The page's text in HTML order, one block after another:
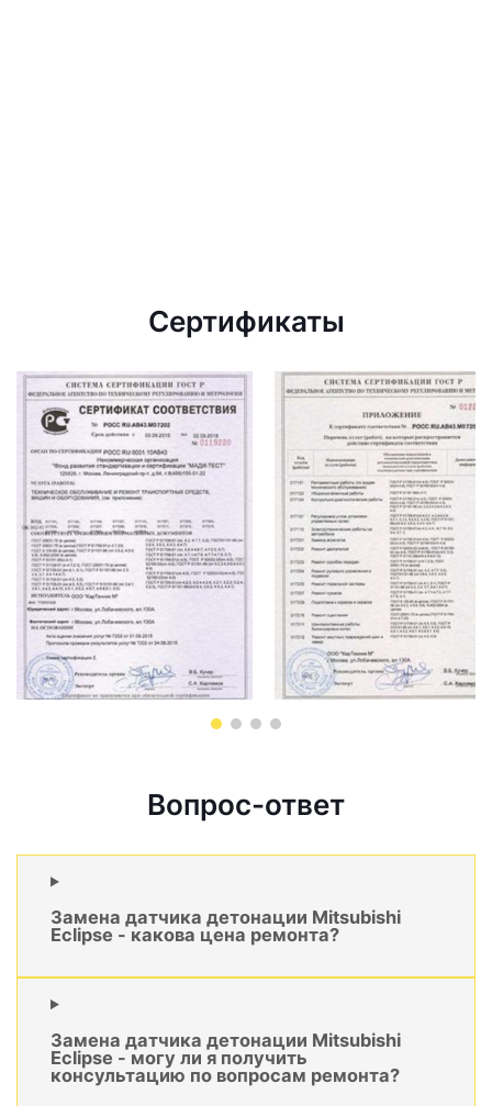
Сертификаты
Вопрос-ответ
Замена датчика детонации Mitsubishi
Eclipse - какова цена ремонта?
Замена датчика детонации Mitsubishi
Eclipse - могу ли я получить
консультацию по вопросам ремонта?